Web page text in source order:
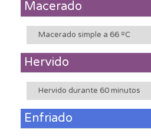
Macerado
Macerado simple a 66 ºC
Hervido
Hervido durante 60 minutos
Enfriado